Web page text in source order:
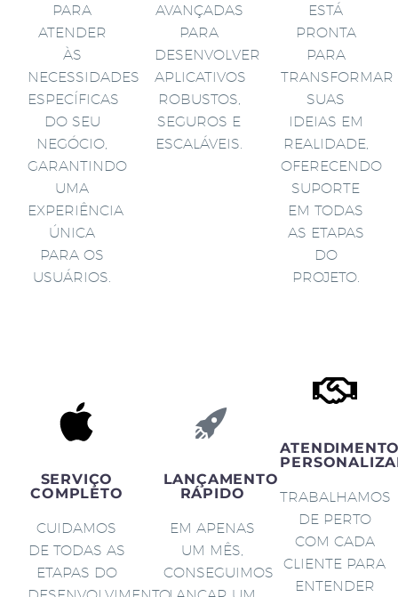
PARA
ATENDER
ÀS
NECESSIDADES
ESPECÍFICAS
DO SEU
NEGÓCIO,
GARANTINDO
UMA
EXPERIÊNCIA
ÚNICA
PARA OS
USUÁRIOS.
AVANÇADAS
PARA
DESENVOLVER
APLICATIVOS
ROBUSTOS,
SEGUROS E
ESCALÁVEIS.
ESTÁ
PRONTA
PARA
TRANSFORMAR
SUAS
IDEIAS EM
REALIDADE,
OFERECENDO
SUPORTE
EM TODAS
AS ETAPAS
DO
PROJETO.
SERVIÇO
COMPLETO
CUIDAMOS
DE TODAS AS
ETAPAS DO
LANÇAMENTO
RÁPIDO
EM APENAS
UM MÊS,
CONSEGUIMOS
TRABALHAMOS
DE PERTO
COM CADA
CLIENTE PARA
ENTENDER